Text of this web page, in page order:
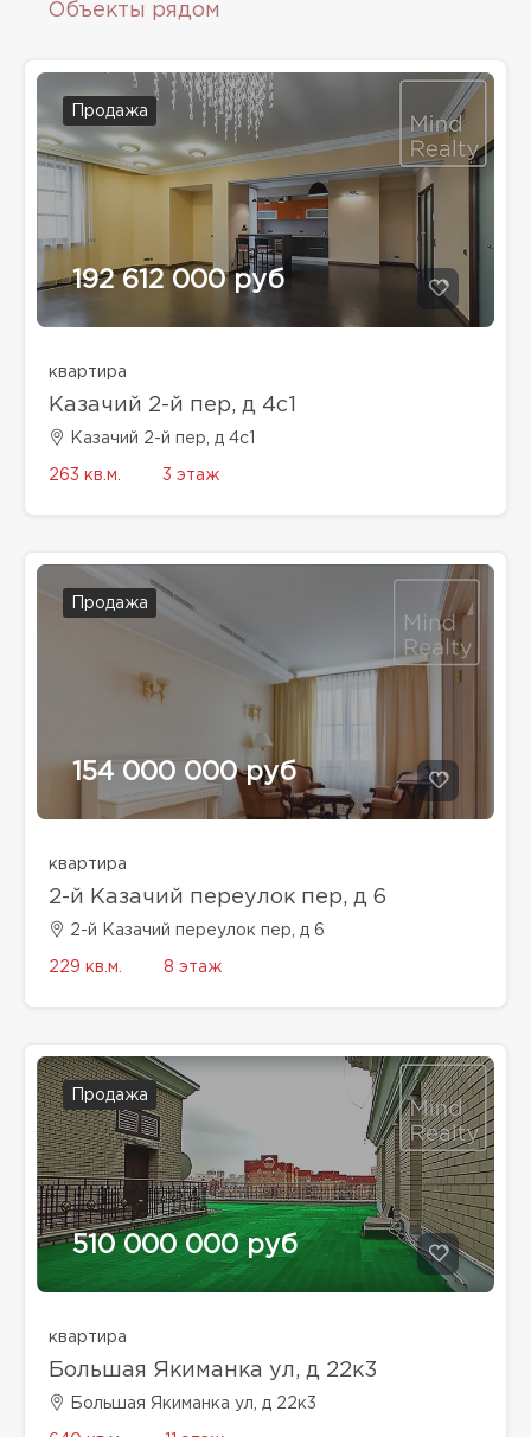
Объекты рядом
Продажа
192 612 000 руб
квартира
Казачий 2-й пер, д 4с1
Казачий 2-й пер, д 4с1
263 кв.м. 3 этаж
Продажа
154 000 000 руб
квартира
2-й Казачий переулок пер, д 6
2-й Казачий переулок пер, д 6
229 кв.м. 8 этаж
Продажа
510 000 000 руб
квартира
Большая Якиманка ул, д 22к3
Большая Якиманка ул, д 22к3